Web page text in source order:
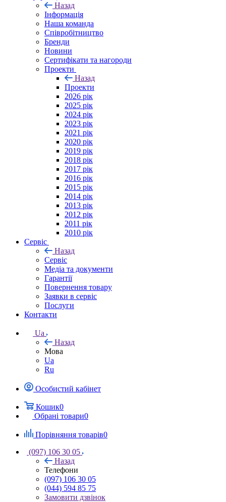
Назад
Інформація
Наша команда
Співробітництво
Бренди
Новини
Сертифікати та нагороди
Проекти
Назад
Проекти
2026 рік
2025 рік
2024 рік
2023 рік
2021 рік
2020 рік
2019 рік
2018 рік
2017 рік
2016 рік
2015 рік
2014 рік
2013 рік
2012 рік
2011 рік
2010 рік
Сервіс
Назад
Сервіс
Медіа та документи
Гарантії
Повернення товару
Заявки в сервіс
Послуги
Контакти
Ua
Назад
Мова
Ua
Ru
Особистий кабінет
Кошик0
Обрані товари0
Порівняння товарів0
(097) 106 30 05
Назад
Телефони
(097) 106 30 05
(044) 594 85 75
Замовити дзвінок